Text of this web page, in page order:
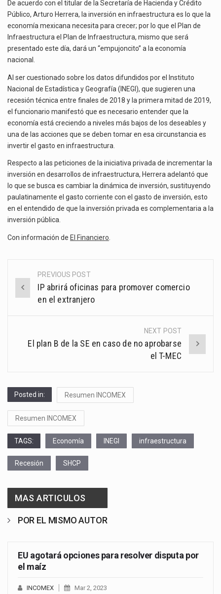
El gobierno federal creó mediante decreto la Oficina Presidencial para la Promoción de Inversiones, instancia…
A
LA
ECONOMÍA
DE
MÉXICO:
HERRERA
De acuerdo con el titular de la Secretaría de Hacienda y Crédito
Público, Arturo Herrera, la inversión en infraestructura es lo que la
economía mexicana necesita para crecer; por lo que el Plan de
Infraestructura el Plan de Infraestructura, mismo que será
presentado este día, dará un “empujoncito” a la economía
nacional.
Al ser cuestionado sobre los datos difundidos por el Instituto
Nacional de Estadística y Geografía (INEGI), que sugieren una
recesión técnica entre finales de 2018 y la primera mitad de 2019,
el funcionario manifestó que es necesario entender que la
economía está creciendo a niveles más bajos de los deseables y
una de las acciones que se deben tomar en esa circunstancia es
invertir el gasto en infraestructura.
Respecto a las peticiones de la iniciativa privada de incrementar la
inversión en desarrollos de infraestructura, Herrera adelantó que
lo que se busca es cambiar la dinámica de inversión, sustituyendo
paulatinamente el gasto corriente con el gasto de inversión, esto
en el entendido de que la inversión privada es complementaria a la
inversión pública.
Con información de El Financiero
Post
navigation
PREVIOUS POST
IP abrirá oficinas para promover comercio
en el extranjero
NEXT POST
El plan B de la SE en caso de no aprobarse
el T-MEC
Posted in: Resumen INCOMEX
Resumen INCOMEX
TAGS: Economía INEGI infraestructura
Recesión SHCP
MAS ARTICULOS
POR EL MISMO AUTOR
EU agotará opciones para resolver disputa por
el maíz
INCOMEX Mar 2, 2023